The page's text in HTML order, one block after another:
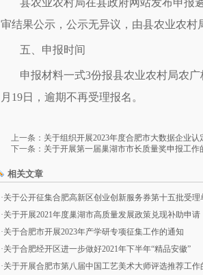
县农业农村局在县政府网站发布申
审结果公示，公示无异议，由县农业农村
五、申报时间
申报材料一式3份报县农业农村局农
月19日，逾期不再受理报名。
上一条： 关于组织开展2023年度合肥市大数据企业认
下一条： 关于开展第一届巢湖市市长质量奖申报工作
相关文章
·关于公开征集合肥高新区创业创新服务券第十五批受理
·关于开展2021年度巢湖市高质量发展政策兑现补助申请
·关于合肥市开展2023年产学研专项征集工作的通知
·关于合肥经开区进一步做好2021年下半年“精品安徽”
·关于开展合肥市第八届中国工艺美术大师评选推荐工作